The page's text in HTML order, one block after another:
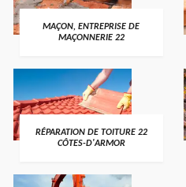
MAÇON, ENTREPRISE DE
MAÇONNERIE 22
RÉPARATION DE TOITURE 22
CÔTES-D'ARMOR